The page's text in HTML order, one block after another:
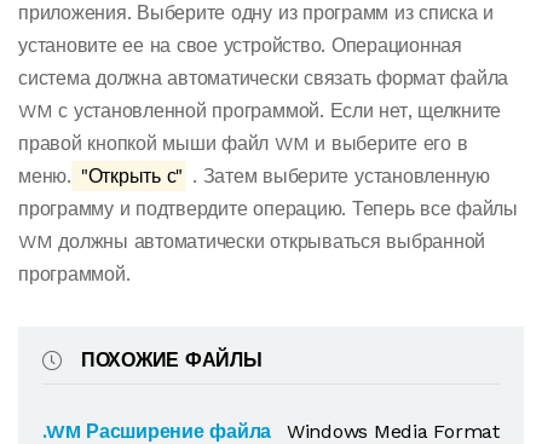
приложения. Выберите одну из программ из списка и
установите ее на свое устройство. Операционная
система должна автоматически связать формат файла
WM с установленной программой. Если нет, щелкните
правой кнопкой мыши файл WM и выберите его в
меню. "Открыть с" . Затем выберите установленную
программу и подтвердите операцию. Теперь все файлы
WM должны автоматически открываться выбранной
программой.
ПОХОЖИЕ ФАЙЛЫ
.WM Расширение файла
Windows Media Format